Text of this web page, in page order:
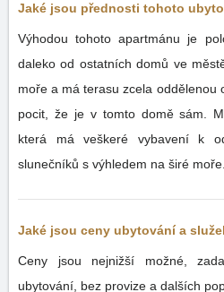
Jaké jsou přednosti tohoto
Výhodou tohoto apartmánu je
daleko od ostatních domů ve
moře a má terasu zcela oddělenou
pocit, že je v tomto domě sám.
která má veškeré vybavení k
slunečníků s výhledem na širé moře.
Jaké jsou ceny ubytování a
Ceny jsou nejnižší možné,
ubytování, bez provize a dalších